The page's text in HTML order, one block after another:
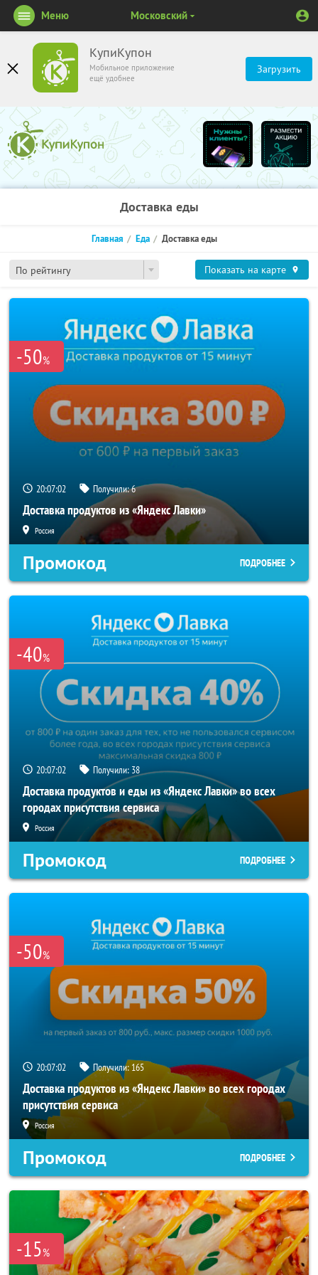
КупиКупон
Мобильное приложение
ещё удобнее
Загрузить
Меню Московский
Доставка еды
По рейтингу
Главная Еда Доставка еды
Показать на карте
-50%
20:07:02 Получили:6
Доставка продуктов из «Яндекс Лавки»
Россия
Промокод ПОДРОБНЕЕ
-40%
20:07:02 Получили: 38
Доставка продуктов и еды из «Яндекс Лавки» во всех
городах присутствия сервиса
Россия
Промокод ПОДРОБНЕЕ
-50%
20:07:02 Получили: 165
Доставка продуктов из «Яндекс Лавки» во всех городах
присутствия сервиса
Россия
Промокод ПОДРОБНЕЕ
-15%